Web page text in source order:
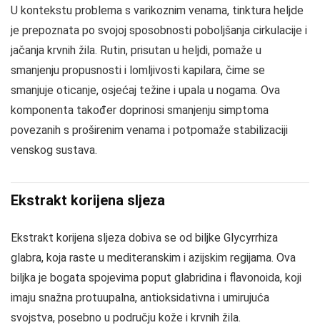
U kontekstu problema s varikoznim venama, tinktura heljde
je prepoznata po svojoj sposobnosti poboljšanja cirkulacije i
jačanja krvnih žila. Rutin, prisutan u heljdi, pomaže u
smanjenju propusnosti i lomljivosti kapilara, čime se
smanjuje oticanje, osjećaj težine i upala u nogama. Ova
komponenta također doprinosi smanjenju simptoma
povezanih s proširenim venama i potpomaže stabilizaciji
venskog sustava.
Ekstrakt korijena sljeza
Ekstrakt korijena sljeza dobiva se od biljke Glycyrrhiza
glabra, koja raste u mediteranskim i azijskim regijama. Ova
biljka je bogata spojevima poput glabridina i flavonoida, koji
imaju snažna protuupalna, antioksidativna i umirujuća
svojstva, posebno u području kože i krvnih žila.